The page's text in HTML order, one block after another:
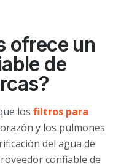
ofrece un
de
?
los filtros para
y los pulmones
del agua de
confiable de